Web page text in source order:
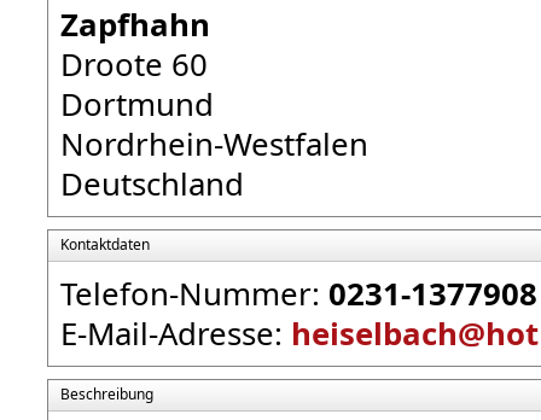
Zapfhahn
Droote 60
Dortmund
Nordrhein-Westfalen
Deutschland
Kontaktdaten
Telefon-Nummer: 0231-1377908
E-Mail-Adresse:
Beschreibung